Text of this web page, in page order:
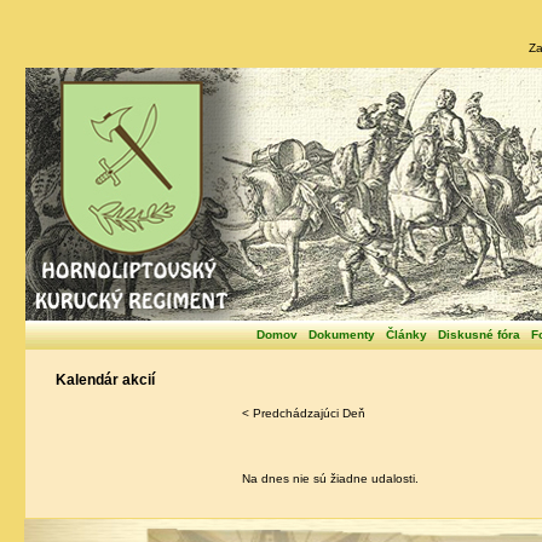
Domov Dokumenty Články Diskusné fóra
Kalendár akcií
< Predchádzajúci Deň
Na dnes nie sú žiadne udalosti.